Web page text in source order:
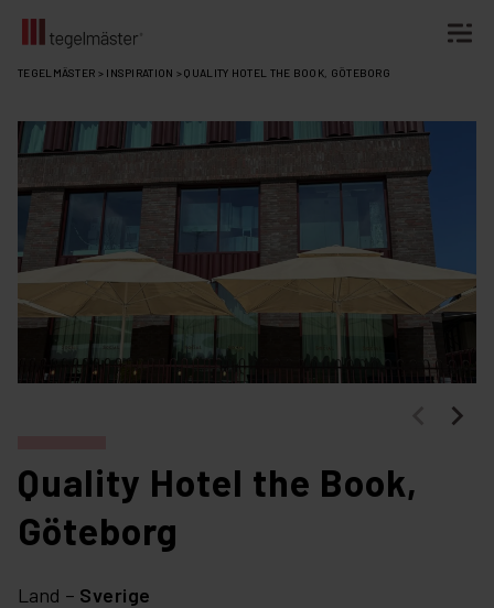
Fortsätt
innehållet
TEGELMÄSTER > INSPIRATION >QUALITY HOTEL THE BOOK, GÖTEBORG
Quality Hotel the Book,
Göteborg
Land – Sverige